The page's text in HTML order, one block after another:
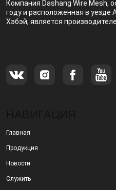
Компания Dashang Wire Mesh,
году и расположенная в уезде
Хэбэй, является
Главная
Продукция
Новости
Служить